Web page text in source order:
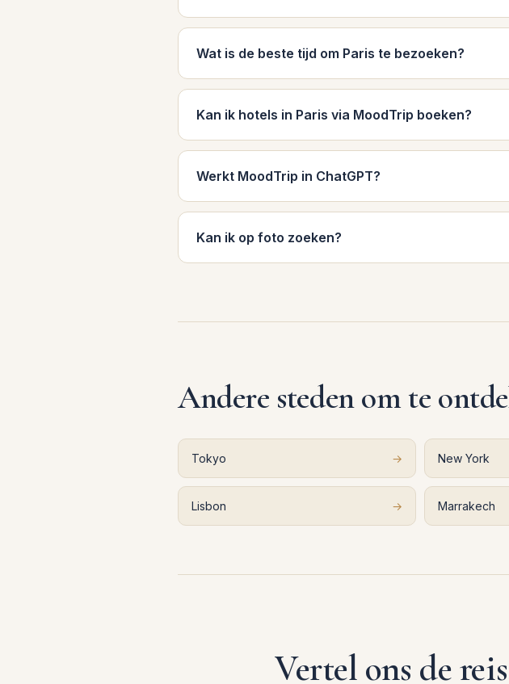
Wat is de beste tijd om Paris te bezoeken?
Kan ik hotels in Paris via MoodTrip boeken?
Werkt MoodTrip in ChatGPT?
Kan ik op foto zoeken?
Andere steden om te
Tokyo → New York
Lisbon → Marrakech
Vertel ons de